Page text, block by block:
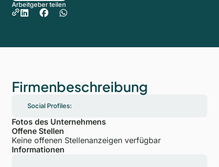
Arbeitgeber teilen
Firmenbeschreibung
Social Profiles:
Fotos des Unternehmens
Offene Stellen
Keine offenen Stellenanzeigen verfügbar
Informationen